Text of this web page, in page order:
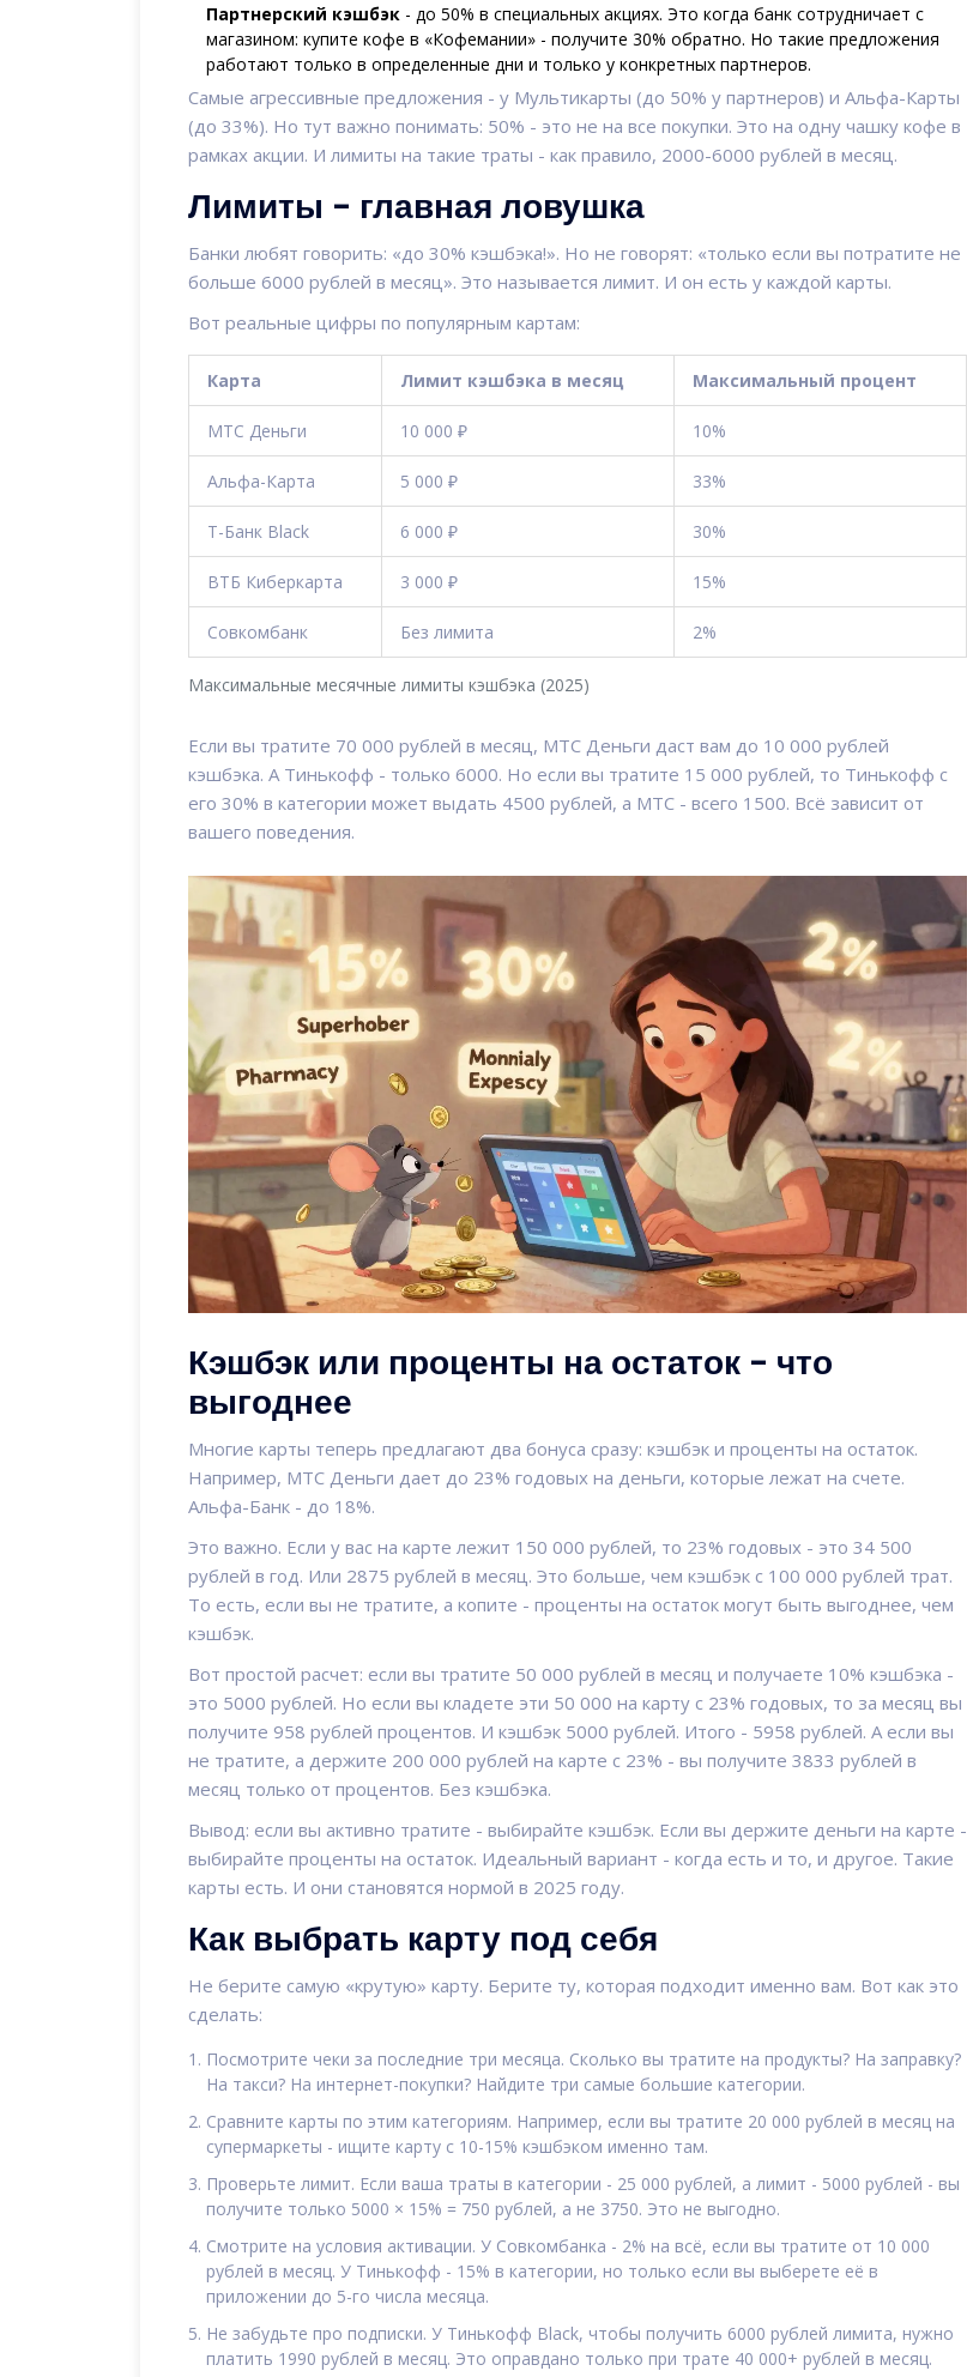
Партнерский кэшбэк - до 50% в специальных акциях. Это когда банк сотрудничает с
магазином: купите кофе в «Кофемании» - получите 30% обратно. Но такие предложения
работают только в определенные дни и только у конкретных партнеров.
Самые агрессивные предложения - у Мультикарты (до 50% у партнеров) и Альфа-Карты
(до 33%). Но тут важно понимать: 50% - это не на все покупки. Это на одну чашку кофе в
рамках акции. И лимиты на такие траты - как правило, 2000-6000 рублей в месяц.
Лимиты - главная ловушка
Банки любят говорить: «до 30% кэшбэка!». Но не говорят: «только если вы потратите не
больше 6000 рублей в месяц». Это называется лимит. И он есть у каждой карты.
Вот реальные цифры по популярным картам:
Максимальные месячные лимиты кэшбэка (2025)
Карта Лимит кэшбэка в месяц Максимальный процент
МТС Деньги 10 000 ₽ 10%
Альфа-Карта 5 000 ₽ 33%
Т-Банк Black 6 000 ₽ 30%
ВТБ Киберкарта 3 000 ₽ 15%
Совкомбанк Без лимита 2%
Если вы тратите 70 000 рублей в месяц, МТС Деньги даст вам до 10 000 рублей
кэшбэка. А Тинькофф - только 6000. Но если вы тратите 15 000 рублей, то Тинькофф с
его 30% в категории может выдать 4500 рублей, а МТС - всего 1500. Всё зависит от
вашего поведения.
Кэшбэк или проценты на остаток - что
выгоднее
Многие карты теперь предлагают два бонуса сразу: кэшбэк и проценты на остаток.
Например, МТС Деньги дает до 23% годовых на деньги, которые лежат на счете.
Альфа-Банк - до 18%.
Это важно. Если у вас на карте лежит 150 000 рублей, то 23% годовых - это 34 500
рублей в год. Или 2875 рублей в месяц. Это больше, чем кэшбэк с 100 000 рублей трат.
То есть, если вы не тратите, а копите - проценты на остаток могут быть выгоднее, чем
кэшбэк.
Вот простой расчет: если вы тратите 50 000 рублей в месяц и получаете 10% кэшбэка -
это 5000 рублей. Но если вы кладете эти 50 000 на карту с 23% годовых, то за месяц вы
получите 958 рублей процентов. И кэшбэк 5000 рублей. Итого - 5958 рублей. А если вы
не тратите, а держите 200 000 рублей на карте с 23% - вы получите 3833 рублей в
месяц только от процентов. Без кэшбэка.
Вывод: если вы активно тратите - выбирайте кэшбэк. Если вы держите деньги на карте -
выбирайте проценты на остаток. Идеальный вариант - когда есть и то, и другое. Такие
карты есть. И они становятся нормой в 2025 году.
Как выбрать карту под себя
Не берите самую «крутую» карту. Берите ту, которая подходит именно вам. Вот как это
сделать:
Посмотрите чеки за последние три месяца. Сколько вы тратите на продукты? На заправку?
На такси? На интернет-покупки? Найдите три самые большие категории.
Сравните карты по этим категориям. Например, если вы тратите 20 000 рублей в месяц на
супермаркеты - ищите карту с 10-15% кэшбэком именно там.
Проверьте лимит. Если ваша траты в категории - 25 000 рублей, а лимит - 5000 рублей - вы
получите только 5000 × 15% = 750 рублей, а не 3750. Это не выгодно.
Смотрите на условия активации. У Совкомбанка - 2% на всё, если вы тратите от 10 000
рублей в месяц. У Тинькофф - 15% в категории, но только если вы выберете её в
приложении до 5-го числа месяца.
Не забудьте про подписки. У Тинькофф Black, чтобы получить 6000 рублей лимита, нужно
платить 1990 рублей в месяц. Это оправдано только при трате 40 000+ рублей в месяц.